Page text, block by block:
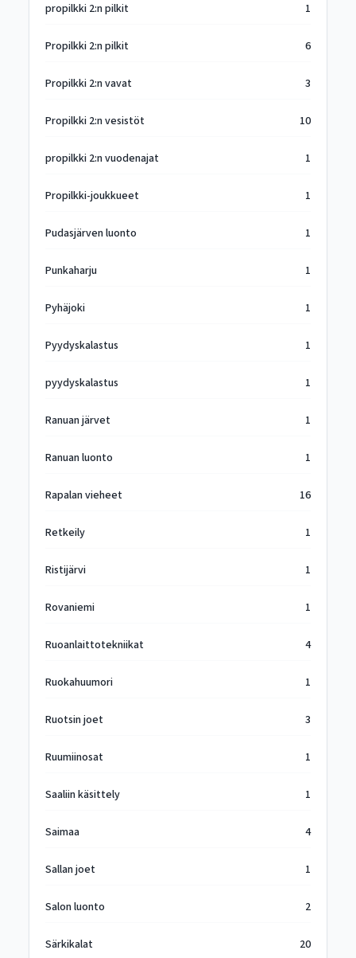
propilkki 2:n pilkit 1
Propilkki 2:n pilkit 6
Propilkki 2:n vavat 3
Propilkki 2:n vesistöt 10
propilkki 2:n vuodenajat 1
Propilkki-joukkueet 1
Pudasjärven luonto 1
Punkaharju 1
Pyhäjoki 1
Pyydyskalastus 1
pyydyskalastus 1
Ranuan järvet 1
Ranuan luonto 1
Rapalan vieheet 16
Retkeily 1
Ristijärvi 1
Rovaniemi 1
Ruoanlaittotekniikat 4
Ruokahuumori 1
Ruotsin joet 3
Ruumiinosat 1
Saaliin käsittely 1
Saimaa 4
Sallan joet 1
Salon luonto 2
Särkikalat 20